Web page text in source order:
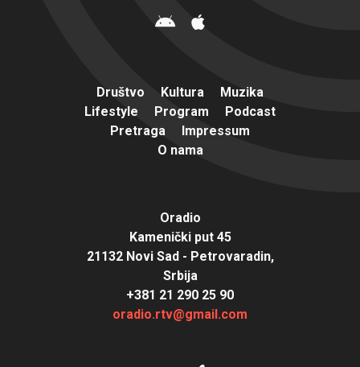
Društvo Kultura
Muzika
Lifestyle
Program
Podcast
Pretraga
Impressum
O nama
Oradio
Kamenički put 45
21132 Novi Sad - Petrovaradin,
Srbija
+381 21 290 25 90
oradio.rtv@gmail.com